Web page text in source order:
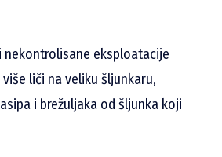
nekontrolisane eksploatacije
liči na veliku šljunkaru,
i brežuljaka od šljunka koji